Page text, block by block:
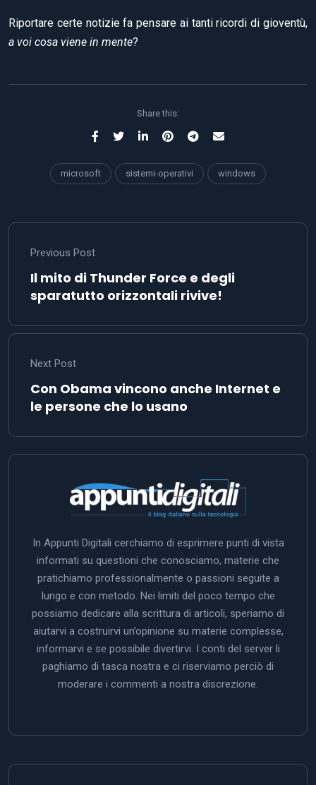
Riportare certe notizie fa pensare ai tanti ricordi di gioventù,
a voi cosa viene in mente?
Share this:
microsoft sistemi-operativi windows
Previous Post
Il mito di Thunder Force e degli
sparatutto orizzontali rivive!
Next Post
Con Obama vincono anche Internet e
le persone che lo usano
In Appunti Digitali cerchiamo di esprimere punti di vista
informati su questioni che conosciamo, materie che
pratichiamo professionalmente o passioni seguite a
lungo e con metodo. Nei limiti del poco tempo che
possiamo dedicare alla scrittura di articoli, speriamo di
aiutarvi a costruirvi un’opinione su materie complesse,
informarvi e se possibile divertirvi. I conti del server li
paghiamo di tasca nostra e ci riserviamo perciò di
moderare i commenti a nostra discrezione.